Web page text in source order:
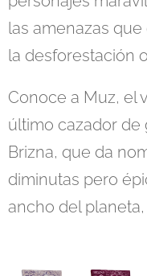
las amenazas
la desforestación
Conoce a Muz, el
último cazador de
Brizna, que da
diminutas pero
ancho del